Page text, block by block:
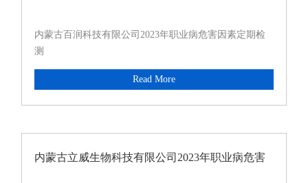
内蒙古百润科技有限公司2023年职业病危害因素定期检
测
Read More
内蒙古立威生物科技有限公司2023年职业病危害